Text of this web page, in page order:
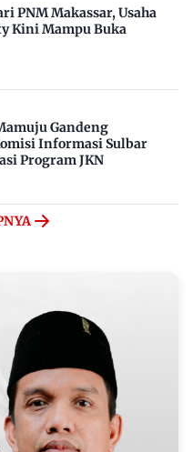
PNM Makassar, Usaha
Kini Mampu Buka
Gandeng
Informasi Sulbar
Program JKN